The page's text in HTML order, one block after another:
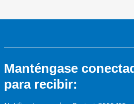
Manténgase
para recibir: